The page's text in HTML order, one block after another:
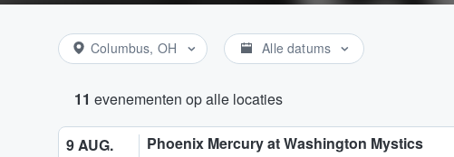
Columbus, OH Alle datums
11 evenementen op alle locaties
9 AUG. Phoenix Mercury at Washington Mystics